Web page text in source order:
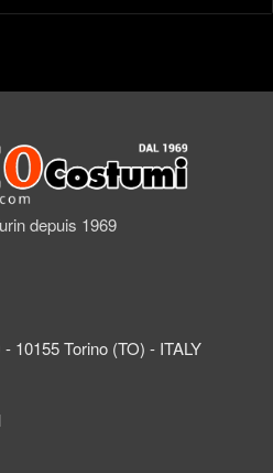
depuis 1969
10155 Torino (TO) - ITALY